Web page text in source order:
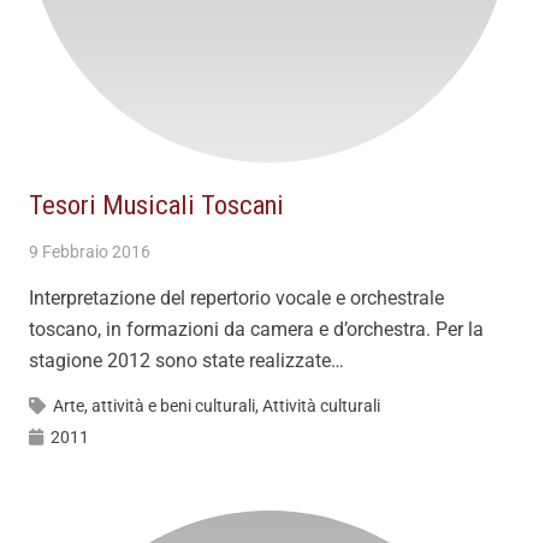
Tesori Musicali Toscani
9 Febbraio 2016
Interpretazione del repertorio vocale e orchestrale
toscano, in formazioni da camera e d’orchestra. Per la
stagione 2012 sono state realizzate…
Arte, attività e beni culturali, Attività culturali
2011